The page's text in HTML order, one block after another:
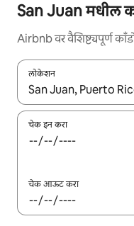
San Juan मधील
Airbnb वर वैशिष्ट्यपूर्ण
लोकेशन
जेव्हा परिणाम उपलब्ध
चेक इन करा
चेक आऊट करा